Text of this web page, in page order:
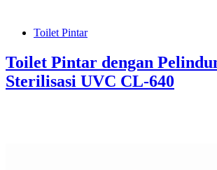
Toilet Pintar
Toilet Pintar dengan
Sterilisasi UVC CL-640